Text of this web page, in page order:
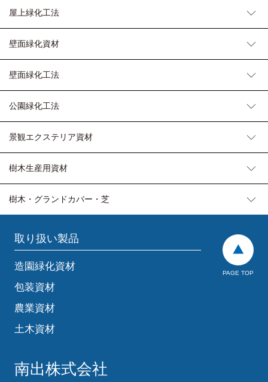
屋上緑化工法
壁面緑化資材
壁面緑化工法
公園緑化工法
景観エクステリア資材
樹木生産用資材
樹木・グランドカバー・芝
PAGE TOP
取り扱い製品
造園緑化資材
包装資材
農業資材
土木資材
南出株式会社